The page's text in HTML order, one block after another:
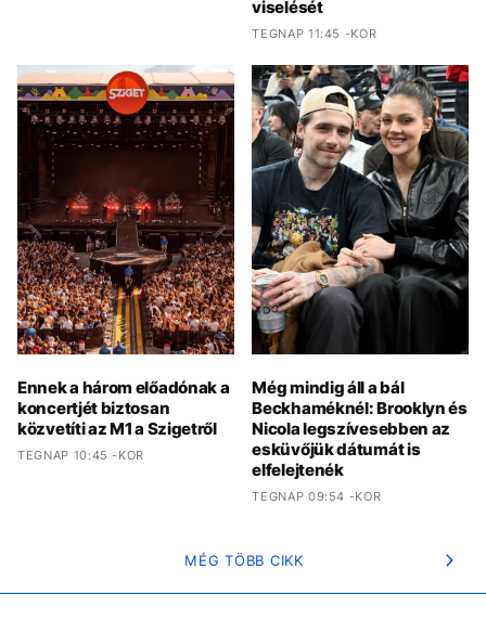
viselését
TEGNAP 11:45 -KOR
Ennek a három előadónak a
koncertjét biztosan
közvetíti az M1 a Szigetről
TEGNAP 10:45 -KOR
Még mindig áll a bál
Beckhaméknél: Brooklyn és
Nicola legszívesebben az
esküvőjük dátumát is
elfelejtenék
TEGNAP 09:54 -KOR
MÉG TÖBB CIKK